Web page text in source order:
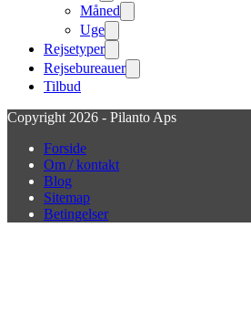
Måned
Uge
Rejsetyper
Rejsebureauer
Tilbud
Copyright 2026 - Pilanto Aps
Forside
Om / kontakt
Blog
Sitemap
Betingelser